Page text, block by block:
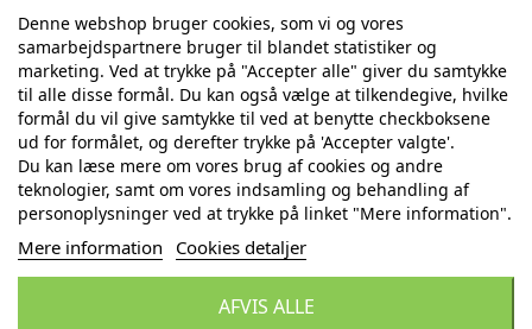
Min konto Ordrehistorik Returnering Adresse
Tilmelding til Nyhedsbrev
Vi deler aldrig din email-adresse med tredjepart
Tilmeld
Denne webshop bruger cookies, som vi og vores
samarbejdspartnere bruger til blandet statistiker og
marketing. Ved at trykke på "Accepter alle" giver du samtykke
til alle disse formål. Du kan også vælge at tilkendegive, hvilke
formål du vil give samtykke til ved at benytte checkboksene
ud for formålet, og derefter trykke på 'Accepter valgte'.
Du kan læse mere om vores brug af cookies og andre
teknologier, samt om vores indsamling og behandling af
personoplysninger ved at trykke på linket "Mere information".
Mere information Cookies detaljer
AFVIS ALLE